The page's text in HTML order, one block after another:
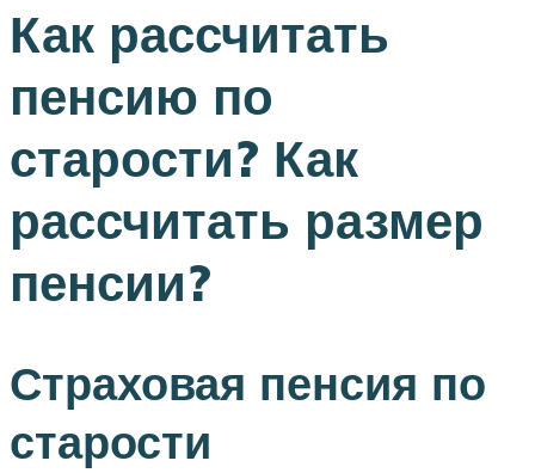
Как рассчитать
пенсию по
старости? Как
рассчитать размер
пенсии?
Страховая пенсия по
старости